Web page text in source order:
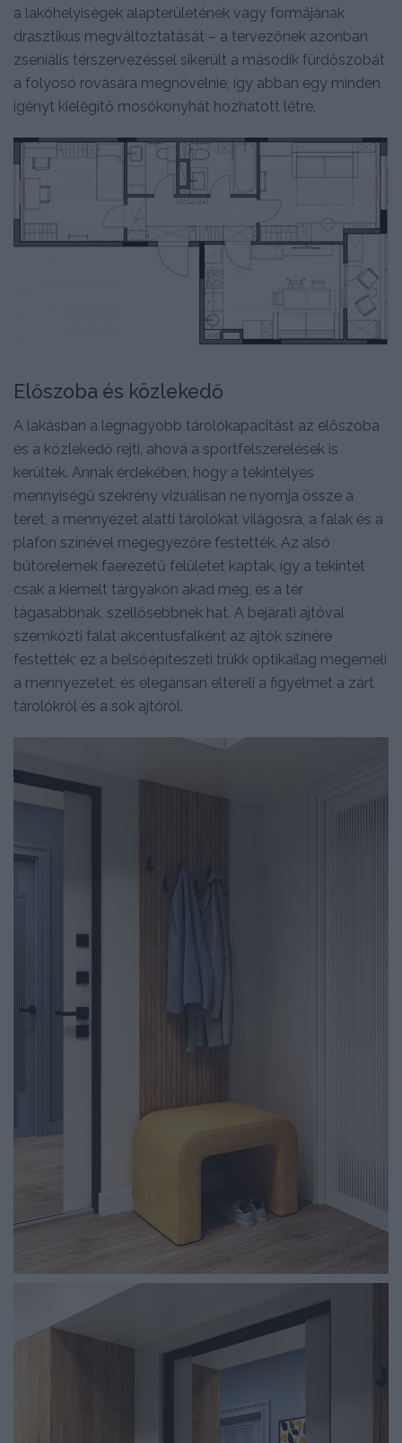
a lakóhelyiségek alapterületének vagy formájának
drasztikus megváltoztatását – a tervezőnek azonban
zseniális térszervezéssel sikerült a második fürdőszobát
a folyosó rovására megnövelnie, így abban egy minden
igényt kielégítő mosókonyhát hozhatott létre.
Előszoba és közlekedő
A lakásban a legnagyobb tárolókapacitást az előszoba
és a közlekedő rejti, ahová a sportfelszerelések is
kerültek. Annak érdekében, hogy a tekintélyes
mennyiségű szekrény vizuálisan ne nyomja össze a
teret, a mennyezet alatti tárolókat világosra, a falak és a
plafon színével megegyezőre festették. Az alsó
bútorelemek faerezetű felületet kaptak, így a tekintet
csak a kiemelt tárgyakon akad meg, és a tér
tágasabbnak, szellősebbnek hat. A bejárati ajtóval
szemközti falat akcentusfalként az ajtók színére
festették; ez a belsőépítészeti trükk optikailag megemeli
a mennyezetet, és elegánsan eltereli a figyelmet a zárt
tárolókról és a sok ajtóról.